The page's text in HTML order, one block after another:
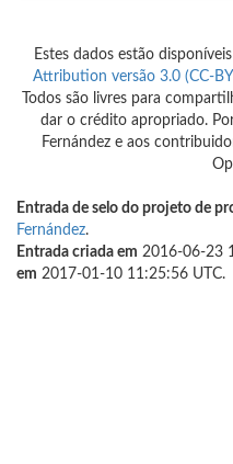
Estes dados estão
Attribution versão 3.0 (CC-
Todos são livres para
dar o crédito apropriado.
Fernández e aos
Entrada de selo do projeto de
Fernández.
Entrada criada em 2016-06-23
em 2017-01-10 11:25:56 UTC.